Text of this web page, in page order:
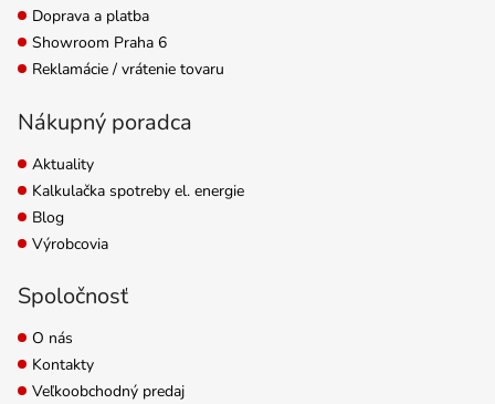
Doprava a platba
Showroom Praha 6
Reklamácie / vrátenie tovaru
Nákupný poradca
Aktuality
Kalkulačka spotreby el. energie
Blog
Výrobcovia
Spoločnosť
O nás
Kontakty
Veľkoobchodný predaj